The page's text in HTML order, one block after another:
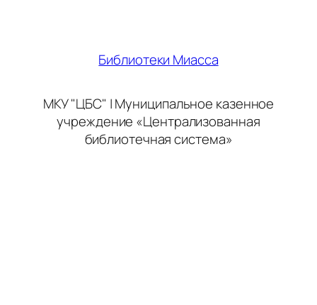
Библиотеки Миасса
МКУ "ЦБС" | Муниципальное казенное
учреждение «Централизованная
библиотечная система»